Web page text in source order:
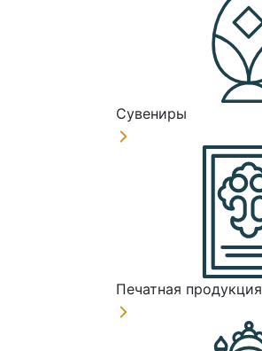
Сувениры
Печатная продукция